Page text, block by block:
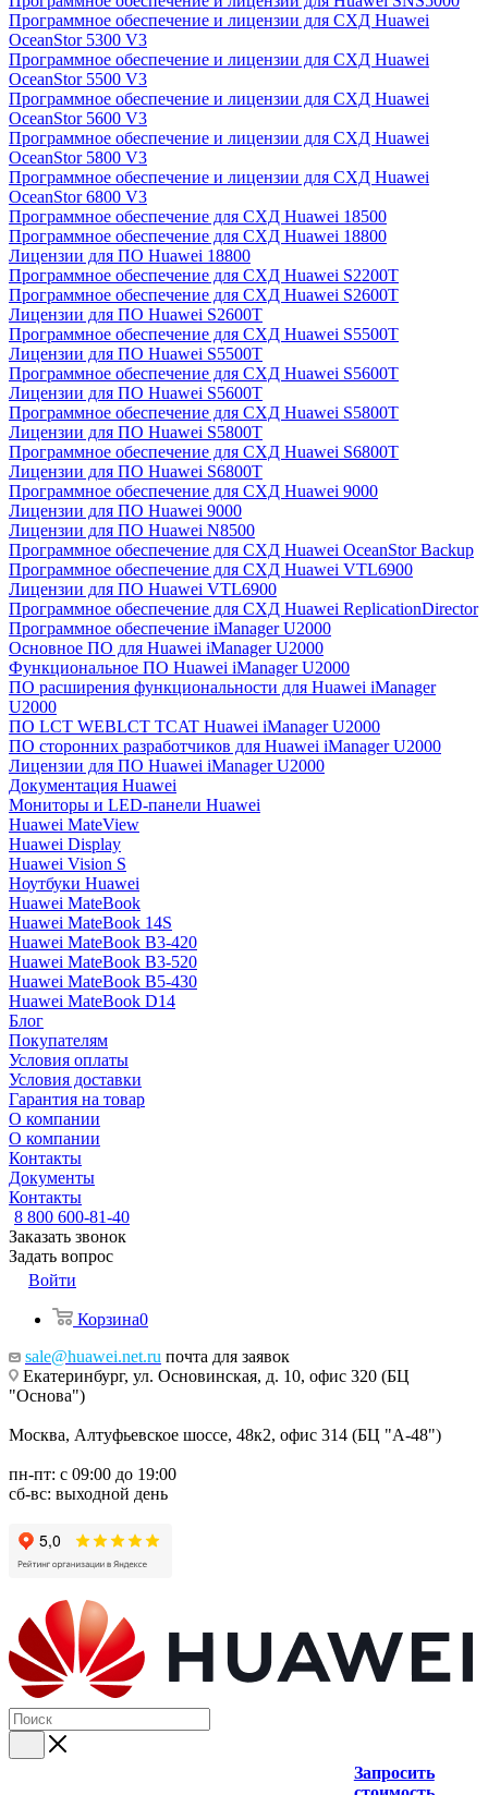
Программное обеспечение и лицензии для СХД Huawei
OceanStor 5300 V3
Программное обеспечение и лицензии для СХД Huawei
OceanStor 5500 V3
Программное обеспечение и лицензии для СХД Huawei
OceanStor 5600 V3
Программное обеспечение и лицензии для СХД Huawei
OceanStor 5800 V3
Программное обеспечение и лицензии для СХД Huawei
OceanStor 6800 V3
Программное обеспечение для СХД Huawei 18500
Программное обеспечение для СХД Huawei 18800
Лицензии для ПО Huawei 18800
Программное обеспечение для СХД Huawei S2200T
Программное обеспечение для СХД Huawei S2600T
Лицензии для ПО Huawei S2600T
Программное обеспечение для СХД Huawei S5500T
Лицензии для ПО Huawei S5500T
Программное обеспечение для СХД Huawei S5600T
Лицензии для ПО Huawei S5600T
Программное обеспечение для СХД Huawei S5800T
Лицензии для ПО Huawei S5800T
Программное обеспечение для СХД Huawei S6800T
Лицензии для ПО Huawei S6800T
Программное обеспечение для СХД Huawei 9000
Лицензии для ПО Huawei 9000
Лицензии для ПО Huawei N8500
Программное обеспечение для СХД Huawei OceanStor Backup
Программное обеспечение для СХД Huawei VTL6900
Лицензии для ПО Huawei VTL6900
Программное обеспечение для СХД Huawei ReplicationDirector
Программное обеспечение iManager U2000
Основное ПО для Huawei iManager U2000
Функциональное ПО Huawei iManager U2000
ПО расширения функциональности для Huawei iManager
U2000
ПО LCT WEBLCT TCAT Huawei iManager U2000
ПО сторонних разработчиков для Huawei iManager U2000
Лицензии для ПО Huawei iManager U2000
Документация Huawei
Мониторы и LED-панели Huawei
Huawei MateView
Huawei Display
Huawei Vision S
Ноутбуки Huawei
Huawei MateBook
Huawei MateBook 14S
Huawei MateBook B3-420
Huawei MateBook B3-520
Huawei MateBook B5-430
Huawei MateBook D14
Блог
Покупателям
Условия оплаты
Условия доставки
Гарантия на товар
О компании
О компании
Контакты
Документы
Контакты
8 800 600-81-40
Заказать звонок
Задать вопрос
Войти
Корзина0
sale@huawei.net.ru почта для заявок
Екатеринбург, ул. Основинская, д. 10, офис 320 (БЦ
"Основа")
Москва, Алтуфьевское шоссе, 48к2, офис 314 (БЦ "А-48")
пн-пт: с 09:00 до 19:00
сб-вс: выходной день
Запросить